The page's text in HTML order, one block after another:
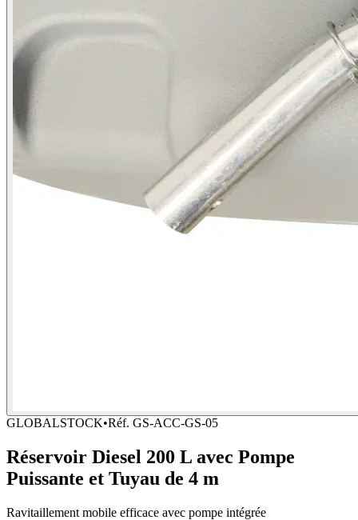
GLOBALSTOCK•Réf. GS-ACC-GS-05
Réservoir Diesel 200 L avec Pompe
Puissante et Tuyau de 4 m
Ravitaillement mobile efficace avec pompe intégrée